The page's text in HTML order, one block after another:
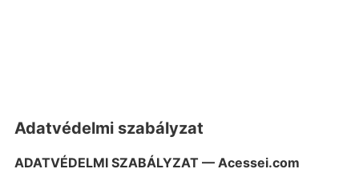
Adatvédelmi szabályzat
ADATVÉDELMI SZABÁLYZAT — Acessei.com